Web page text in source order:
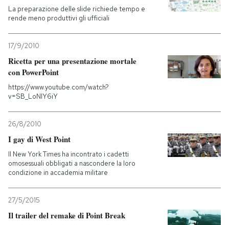
AREA PERSONALE
Entra
La preparazione delle slide richiede tempo e
rende meno produttivi gli ufficiali
17/9/2010
Ricetta per una presentazione mortale
con PowerPoint
https://www.youtube.com/watch?
v=SB_LoNIY6iY
26/8/2010
I gay di West Point
Il New York Times ha incontrato i cadetti
omosessuali obbligati a nascondere la loro
condizione in accademia militare
27/5/2015
Il trailer del remake di Point Break